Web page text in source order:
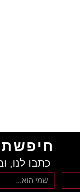
כתבו לנו,